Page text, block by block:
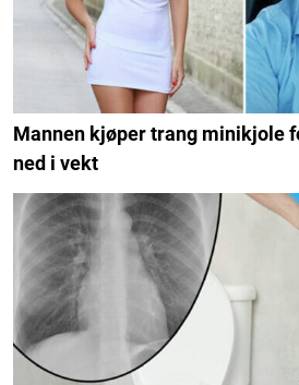
Mannen kjøper trang minikjole
ned i vekt